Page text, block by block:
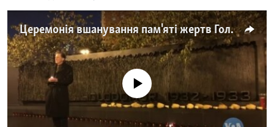
ЗДОРОВ'Я
КУЛЬТУРА
СУСПІЛЬСТВО
ЕКОНОМІКА
ІСТОРІЇ УСПІХУ УКРАЇНЦІВ
ІНТЕРВ'Ю
БОРОТЬБА З ДЕЗІНФОРМАЦІЄЮ
ВІДЕО
ТЕЛЕПРОГРАМИ
ЧАС-TIME
БРИФІНГ ГОЛОСУ АМЕРИКИ
ENGLISH
Церемонія вшанування пам'яті жертв Голодомору у Вашингтоні. Відео
No media source currently available